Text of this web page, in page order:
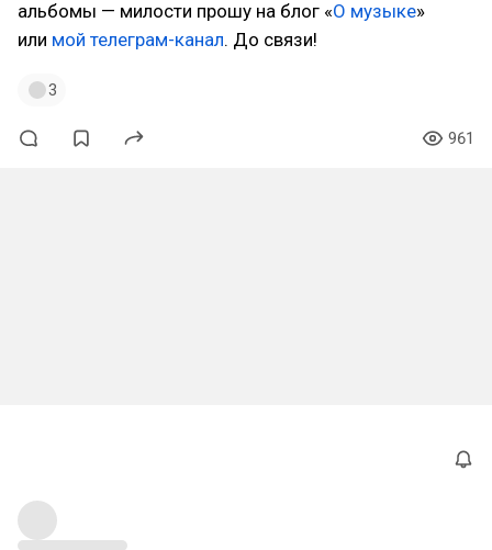
альбомы — милости прошу на блог «О музыке»
или мой телеграм-канал. До связи!
3
961